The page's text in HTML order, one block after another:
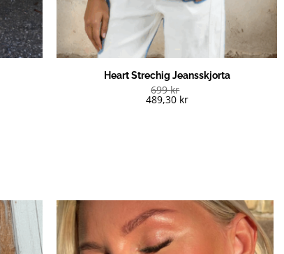
Heart Strechig Jeansskjorta
699kr
489,30 kr